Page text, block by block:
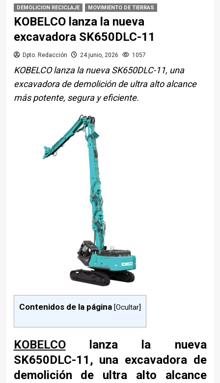
DEMOLICION RECICLAJE MOVIMIENTO DE TIERRAS
KOBELCO lanza la nueva
excavadora SK650DLC-11
Dpto. Redacción 24 junio, 2026 1057
KOBELCO lanza la nueva SK650DLC-11, una
excavadora de demolición de ultra alto alcance
más potente, segura y eficiente.
Contenidos de la página [Ocultar]
KOBELCOlanza la nueva
SK650DLC-11, una excavadora de
demolición de ultra alto alcance